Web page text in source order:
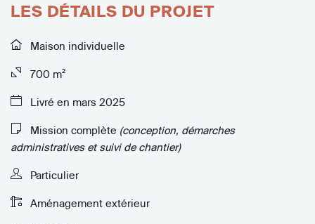
LES DÉTAILS DU PROJET
Maison individuelle
700 m²
Livré en mars 2025
Mission complète (conception, démarches
administratives et suivi de chantier)
Particulier
Aménagement extérieur